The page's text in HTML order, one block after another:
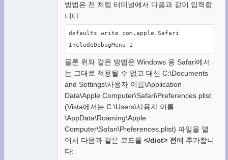
방법은 전 처럼 터미널에서 다음과 같이 입력합
니다:
defaults write com.apple.Safari
IncludeDebugMenu 1
물론 위와 같은 방법은 Windows 용 Safari에서
는 그대로 적용될 수 없고 대신 C:\Documents
and Settings\사용자 이름\Application
Data\Apple Computer\Safari\Preferences.plist
(Vista에서는 C:\Users\사용자 이름
\AppData\Roaming\Apple
Computer\Safari\Preferences.plist) 파일을 열
어서 다음과 같은 코드를 </dict> 전에 추가합니
다: